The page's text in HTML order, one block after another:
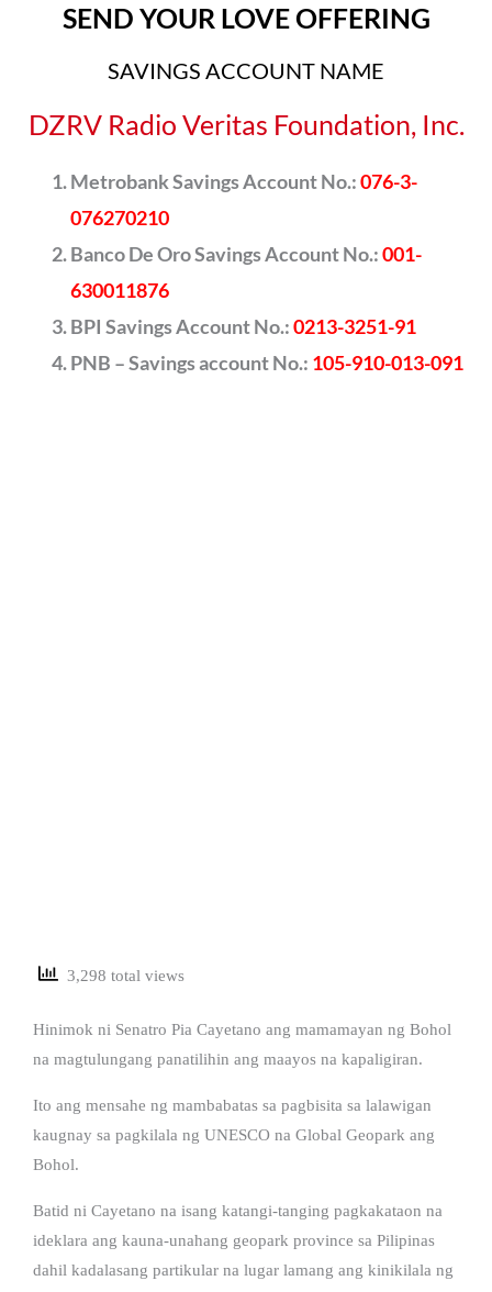
SEND YOUR LOVE OFFERING
SAVINGS ACCOUNT NAME
DZRV Radio Veritas Foundation, Inc.
Metrobank Savings Account No.:076-3-
076270210
Banco De Oro Savings Account No.:001-
630011876
BPI Savings Account No.:0213-3251-91
PNB – Savings account No.: 105-910-013-091
3,298 total views
Hinimok ni Senatro Pia Cayetano ang mamamayan ng Bohol
na magtulungang panatilihin ang maayos na kapaligiran.
Ito ang mensahe ng mambabatas sa pagbisita sa lalawigan
kaugnay sa pagkilala ng UNESCO na Global Geopark ang
Bohol.
Batid ni Cayetano na isang katangi-tanging pagkakataon na
ideklara ang kauna-unahang geopark province sa Pilipinas
dahil kadalasang partikular na lugar lamang ang kinikilala ng